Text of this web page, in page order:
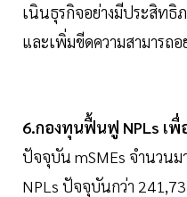
เนินธุรกิจอย่างมีประสิทธิ
และเพิ่มขีดความสามารถอ
6.กองทุนฟื้นฟู NPLs เพื่
ปัจจุบัน mSMEs จํานวนม
NPLs ปัจจุบันกว่า